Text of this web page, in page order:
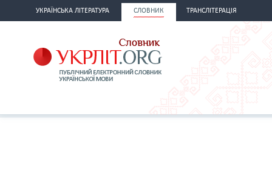
УКРАЇНСЬКА ЛІТЕРАТУРА СЛОВНИК ТРАНСЛІТЕРАЦІЯ